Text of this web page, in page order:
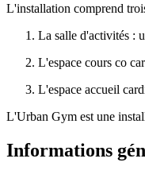
L'installation comprend
La salle d'activités :
L'espace cours co
L'espace accueil
L'Urban Gym est une
Informations